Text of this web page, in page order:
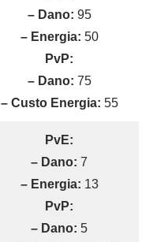
– Dano: 95
– Energia: 50
PvP:
– Dano: 75
– Custo Energia: 55
PvE:
– Dano: 7
– Energia: 13
PvP:
– Dano: 5